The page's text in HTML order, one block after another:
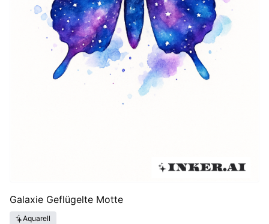
Galaxie Geflügelte Motte
Aquarell